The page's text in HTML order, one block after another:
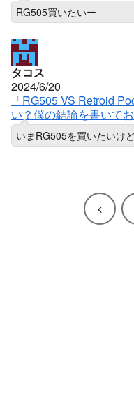
RG505買いたいー
タコス
2024/6/20
「RG505 VS Retroid
い？僕の結論を書いてお
いまRG505を買いたいけ
前